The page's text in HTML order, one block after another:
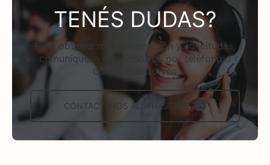
TENÉS DUDAS?
Para obtener más información y solicitudes,
comuníquese con nosotros por teléfono o
correo electrónico
CONTACTÁNOS AL WHASTAPP